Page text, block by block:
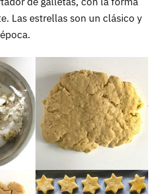
Las estrellas son un clásico y